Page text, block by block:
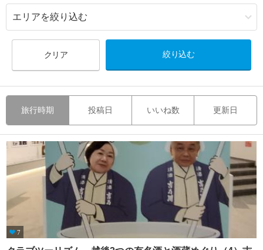
クリア
旅行時期 投稿日 いいね数 更新日
7